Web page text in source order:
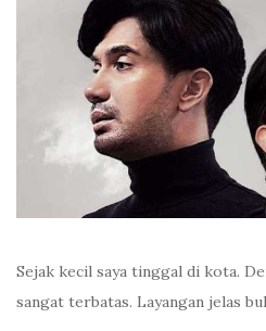
Sejak kecil saya tinggal di kota.
sangat terbatas. Layangan jelas